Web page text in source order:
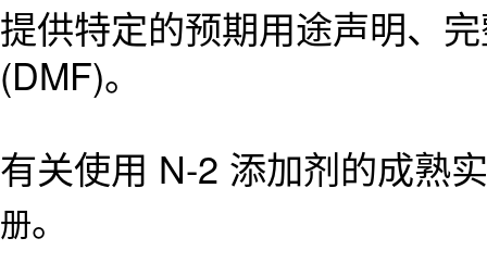
提供特定的预期用途声明、
(DMF)。
有关使用 N-2 添加剂的成熟
册。